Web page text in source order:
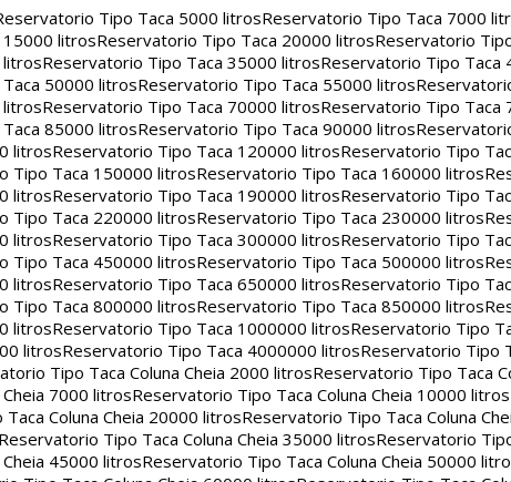
Tipo Taca 5000 litrosReservatorio Tipo Taca 7000
litrosReservatorio Tipo Taca 20000 litrosReservatorio
Reservatorio Tipo Taca 35000 litrosReservatorio Tipo Taca
50000 litrosReservatorio Tipo Taca 55000 litros
Reservatorio Tipo Taca 70000 litrosReservatorio Tipo Taca
85000 litrosReservatorio Tipo Taca 90000 litros
litrosReservatorio Tipo Taca 120000 litrosReservatorio Tipo
Tipo Taca 150000 litrosReservatorio Tipo Taca 160000 litros
litrosReservatorio Tipo Taca 190000 litrosReservatorio Tipo
Tipo Taca 220000 litrosReservatorio Tipo Taca 230000 litros
litrosReservatorio Tipo Taca 300000 litrosReservatorio Tipo
Tipo Taca 450000 litrosReservatorio Tipo Taca 500000 litros
litrosReservatorio Tipo Taca 650000 litrosReservatorio Tipo
Tipo Taca 800000 litrosReservatorio Tipo Taca 850000 litros
litrosReservatorio Tipo Taca 1000000 litrosReservatorio Tipo
litrosReservatorio Tipo Taca 4000000 litrosReservatorio Tipo
Tipo Taca Coluna Cheia 2000 litrosReservatorio Tipo Taca
7000 litrosReservatorio Tipo Taca Coluna Cheia 10000 litros
Coluna Cheia 20000 litrosReservatorio Tipo Taca Coluna
Reservatorio Tipo Taca Coluna Cheia 35000 litrosReservatorio
45000 litrosReservatorio Tipo Taca Coluna Cheia 50000